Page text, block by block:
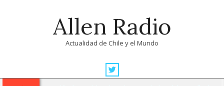
Allen Radio
Actualidad de Chile y el Mundo
Navigation